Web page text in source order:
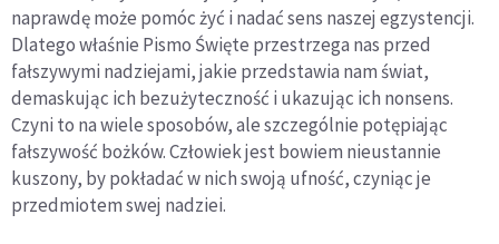
naprawdę może pomóc żyć i nadać sens naszej egzystencji.
Dlatego właśnie Pismo Święte przestrzega nas przed
fałszywymi nadziejami, jakie przedstawia nam świat,
demaskując ich bezużyteczność i ukazując ich nonsens.
Czyni to na wiele sposobów, ale szczególnie potępiając
fałszywość bożków. Człowiek jest bowiem nieustannie
kuszony, by pokładać w nich swoją ufność, czyniąc je
przedmiotem swej nadziei.